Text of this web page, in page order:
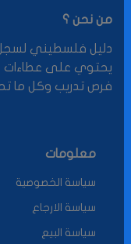
من نحن ؟
دليل فلسطيني لسجل
يحتوي على عطاءات
فرص تدريب وكل ما
معلومات
سياسة الخصوصية
سياسة الارجاع
سياسة البيع